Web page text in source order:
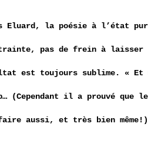
Eluard, la poésie à l’état
pas de frein à laisser
est toujours sublime. « Et
(Cependant il a prouvé que
aussi, et très bien même!)